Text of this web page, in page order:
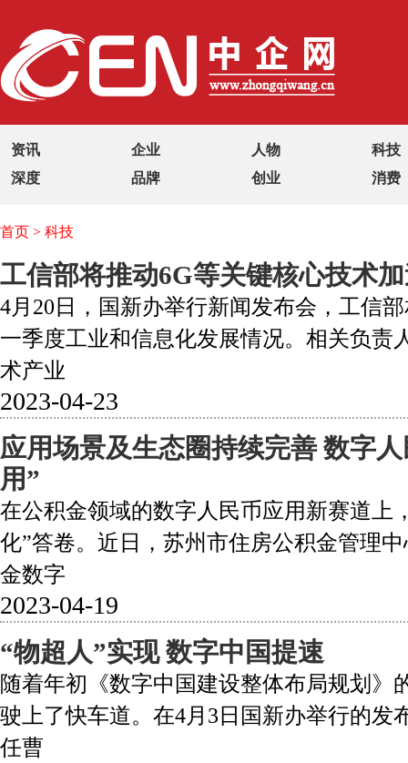
科技
人物
企业
资讯
消费
创业
品牌
深度
首页 > 科技
工信部将推动6G等关键核心技术
4月20日，国新办举行新闻发布会，工信
一季度工业和信息化发展情况。相关负责
术产业
2023-04-23
应用场景及生态圈持续完善 数字
用”
在公积金领域的数字人民币应用新赛道上
化”答卷。近日，苏州市住房公积金管理
金数字
2023-04-19
“物超人”实现 数字中国提速
随着年初《数字中国建设整体布局规划》
驶上了快车道。在4月3日国新办举行的发
任曹